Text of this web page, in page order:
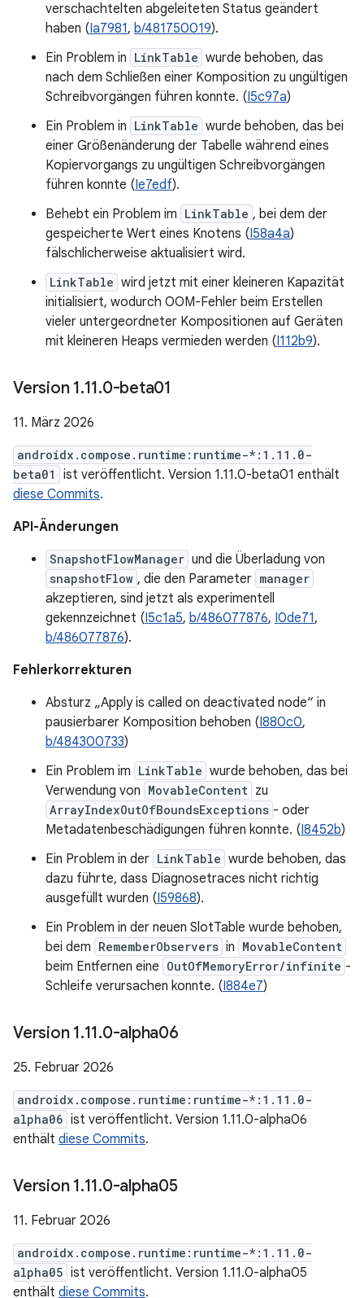
verschachtelten abgeleiteten Status geändert
haben (Ia7981, b/481750019).
Ein Problem in LinkTable wurde behoben, das
nach dem Schließen einer Komposition zu ungültigen
Schreibvorgängen führen konnte. (I5c97a)
Ein Problem in LinkTable wurde behoben, das bei
einer Größenänderung der Tabelle während eines
Kopiervorgangs zu ungültigen Schreibvorgängen
führen konnte (Ie7edf).
Behebt ein Problem im LinkTable , bei dem der
gespeicherte Wert eines Knotens (I58a4a)
fälschlicherweise aktualisiert wird.
LinkTable wird jetzt mit einer kleineren Kapazität
initialisiert, wodurch OOM-Fehler beim Erstellen
vieler untergeordneter Kompositionen auf Geräten
mit kleineren Heaps vermieden werden (I112b9).
Version 1.11.0-beta01
11. März 2026
androidx.compose.runtime:runtime-*:1.11.0-
beta01
ist veröffentlicht. Version 1.11.0-beta01 enthält
diese Commits.
API-Änderungen
SnapshotFlowManager und die Überladung von
snapshotFlow , die den Parameter manager
akzeptieren, sind jetzt als experimentell
gekennzeichnet (I5c1a5, b/486077876, I0de71,
b/486077876).
Fehlerkorrekturen
Absturz „Apply is called on deactivated node“ in
pausierbarer Komposition behoben (I880c0,
b/484300733)
Ein Problem im LinkTable wurde behoben, das bei
Verwendung von MovableContent zu
ArrayIndexOutOfBoundsExceptions - oder
Metadatenbeschädigungen führen konnte. (I8452b)
Ein Problem in der LinkTable wurde behoben, das
dazu führte, dass Diagnosetraces nicht richtig
ausgefüllt wurden (I59868).
Ein Problem in der neuen SlotTable wurde behoben,
bei dem RememberObservers in MovableContent
beim Entfernen eine OutOfMemoryError/infinite -
Schleife verursachen konnte. (I884e7)
Version 1.11.0-alpha06
25. Februar 2026
androidx.compose.runtime:runtime-*:1.11.0-
alpha06 ist veröffentlicht. Version 1.11.0-alpha06
enthält diese Commits.
Version 1.11.0-alpha05
11. Februar 2026
androidx.compose.runtime:runtime-*:1.11.0-
alpha05 ist veröffentlicht. Version 1.11.0-alpha05
enthält diese Commits.